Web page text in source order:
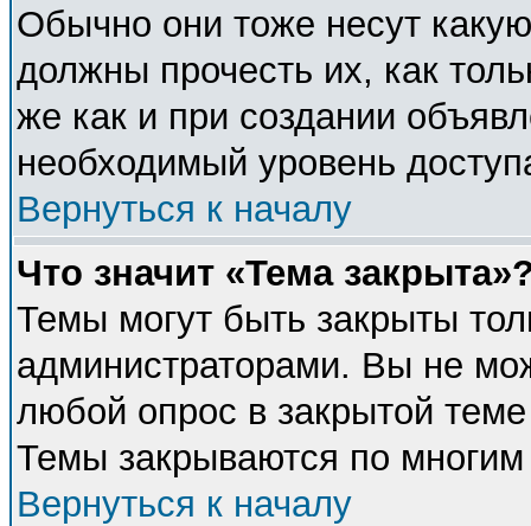
Обычно они тоже несут
должны прочесть их, как
же как и при создании
необходимый уровень
Вернуться к началу
Что значит «Тема
Темы могут быть закрыты
администраторами. Вы не
любой опрос в закрытой
Темы закрываются по
Вернуться к началу